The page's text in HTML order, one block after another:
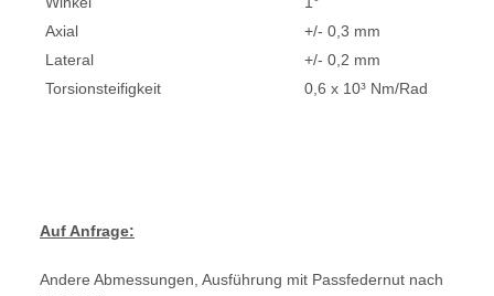
Axial
+/- 0,3 mm
Lateral
+/- 0,2 mm
Torsionsteifigkeit
0,6 x 10³ Nm/Rad
Auf Anfrage:
Andere Abmessungen, Ausführung mit Passfedernut nach